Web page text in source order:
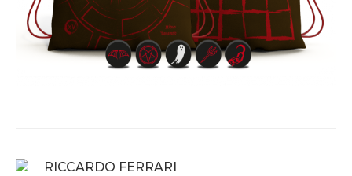
RICCARDO FERRARI